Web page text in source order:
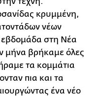
κρυμμένη,
νέων
εβδομάδα στη Νέα
μήνα βρήκαμε όλες
τα κομμάτια
πια και τα
ένα νέο